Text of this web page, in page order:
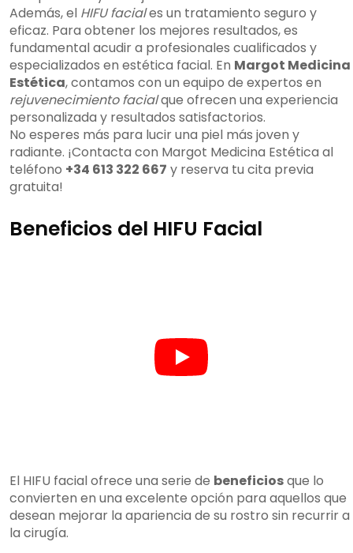
Además, el HIFU faciales un tratamiento seguro y
eficaz. Para obtener los mejores resultados, es
fundamental acudir a profesionales cualificados y
especializados en estética facial. En Margot Medicina
Estética, contamos con un equipo de expertos en
rejuvenecimiento facialque ofrecen una experiencia
personalizada y resultados satisfactorios.
No esperes más para lucir una piel más joven y
radiante. ¡Contacta con Margot Medicina Estética al
teléfono +34 613 322 667 y reserva tu cita previa
gratuita!
Beneficios del HIFU Facial
El HIFU facial ofrece una serie de beneficiosque lo
convierten en una excelente opción para aquellos que
desean mejorar la apariencia de su rostro sin recurrir a
la cirugía.